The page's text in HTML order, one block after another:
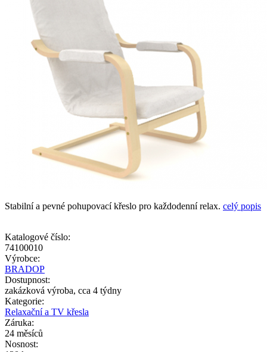
Stabilní a pevné pohupovací křeslo pro každodenní relax. celý popis
Katalogové číslo:
74100010
Výrobce:
BRADOP
Dostupnost:
zakázková výroba, cca 4 týdny
Kategorie:
Relaxační a TV křesla
Záruka:
24 měsíců
Nosnost: